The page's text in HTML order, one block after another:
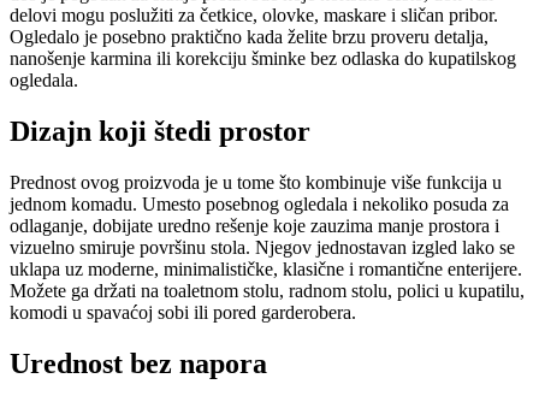
delovi mogu poslužiti za četkice, olovke, maskare i sličan pribor.
Ogledalo je posebno praktično kada želite brzu proveru detalja,
nanošenje karmina ili korekciju šminke bez odlaska do kupatilskog
ogledala.
Dizajn koji štedi prostor
Prednost ovog proizvoda je u tome što kombinuje više funkcija u
jednom komadu. Umesto posebnog ogledala i nekoliko posuda za
odlaganje, dobijate uredno rešenje koje zauzima manje prostora i
vizuelno smiruje površinu stola. Njegov jednostavan izgled lako se
uklapa uz moderne, minimalističke, klasične i romantične enterijere.
Možete ga držati na toaletnom stolu, radnom stolu, polici u kupatilu,
komodi u spavaćoj sobi ili pored garderobera.
Urednost bez napora